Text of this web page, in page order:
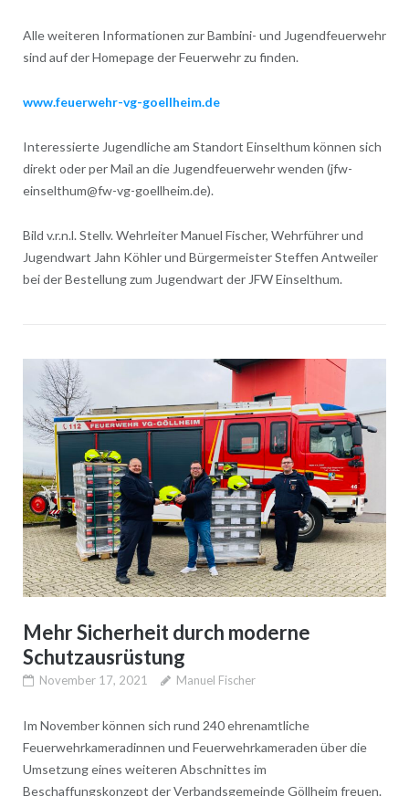
Alle weiteren Informationen zur Bambini- und Jugendfeuerwehr
sind auf der Homepage der Feuerwehr zu finden.
www.feuerwehr-vg-goellheim.de
Interessierte Jugendliche am Standort Einselthum können sich
direkt oder per Mail an die Jugendfeuerwehr wenden (jfw-
einselthum@fw-vg-goellheim.de).
Bild v.r.n.l. Stellv. Wehrleiter Manuel Fischer, Wehrführer und
Jugendwart Jahn Köhler und Bürgermeister Steffen Antweiler
bei der Bestellung zum Jugendwart der JFW Einselthum.
Mehr Sicherheit durch moderne
Schutzausrüstung
November 17, 2021 Manuel Fischer
Im November können sich rund 240 ehrenamtliche
Feuerwehrkameradinnen und Feuerwehrkameraden über die
Umsetzung eines weiteren Abschnittes im
Beschaffungskonzept der Verbandsgemeinde Göllheim freuen.